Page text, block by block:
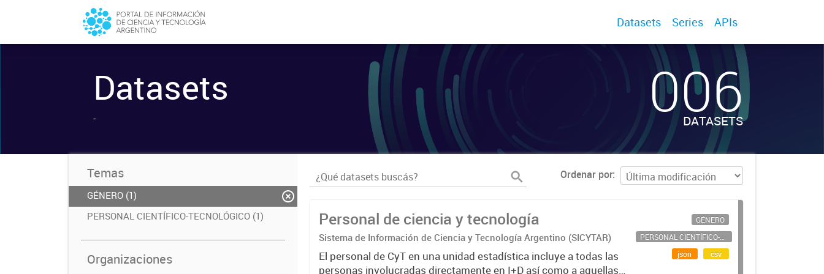
Datasets Series APIs
Datasets
- 006
DATASETS
Temas
GÉNERO (1)
PERSONAL CIENTÍFICO-TECNOLÓGICO (1)
Organizaciones
Ordenar por
Personal de ciencia y tecnología
Sistema de Información de Ciencia y Tecnología Argentino (SICYTAR)
El personal de CyT en una unidad estadística incluye a todas las
personas involucradas directamente en I+D así como a aquellas
GÉNERO
PERSONAL CIENTÍFICO-TECNOLÓGICO
json
csv